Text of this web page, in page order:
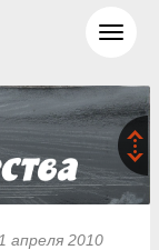
апреля 2010